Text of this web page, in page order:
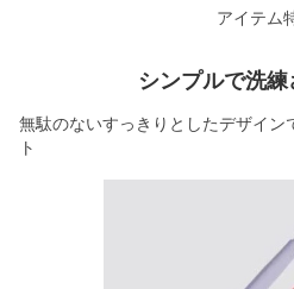
アイテム
シンプルで洗
無駄のないすっきりとしたデザイン
ト